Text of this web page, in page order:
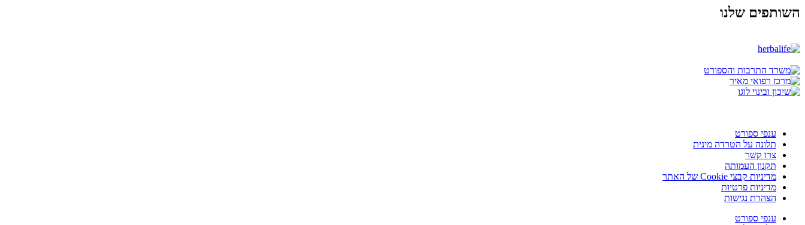
השותפים שלנו
ענפי ספורט
תלונה על הטרדה מינית
צרו קשר
תקנון העמותה
מדיניות קבצי Cookie של האתר
מדיניות פרטיות
הצהרת נגישות
ענפי ספורט